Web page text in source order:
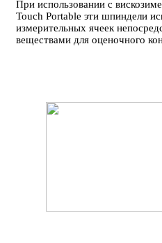
При использовании с
Touch Portable эти шпиндели
измерительных ячеек
веществами для оценочного